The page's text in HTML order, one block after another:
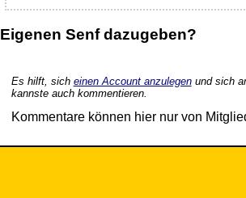
Eigenen Senf dazugeben?
Es hilft, sich einen Account anzulegenund sich
kannste auch kommentieren.
Kommentare können hier nur von